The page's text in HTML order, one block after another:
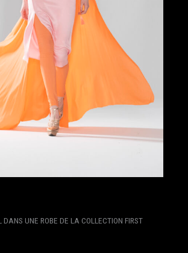
DANS UNE ROBE DE LA COLLECTION FIRST